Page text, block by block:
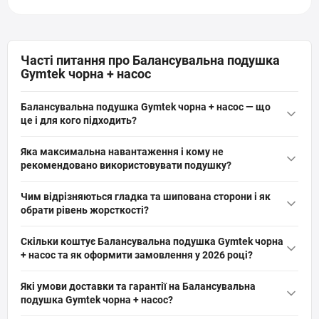
Часті питання про Балансувальна подушка
Gymtek чорна + насос
Балансувальна подушка Gymtek чорна + насос — що
це і для кого підходить?
тренажер діаметром 33 см і висотою 5,5 см з насосом, вагою
дітей і дорослих: сидіння, масаж стоп, зміцнення м’язів-
стабілізаторів і розвантаження хребта.
Яка максимальна навантаження і кому не
рекомендовано використовувати подушку?
виробу 1,08 кг, діаметр 33 см. Не рекомендовано застосовувати
для стандартних тренувань і профілактики підходить
дорослим і дітям.
Чим відрізняються гладка та шипована сторони і як
обрати рівень жорсткості?
інша — з гумовими шипами для акупунктурного масажу стоп і
стимуляції і профілактики плоскостопості, гладку — для
балансу та розминки.
Скільки коштує Балансувальна подушка Gymtek чорна
+ насос та як оформити замовлення у 2026 році?
подушка Gymtek чорна + насос (артикул: 5907766664246) від
Які умови доставки та гарантії на Балансувальна
подушка Gymtek чорна + насос?